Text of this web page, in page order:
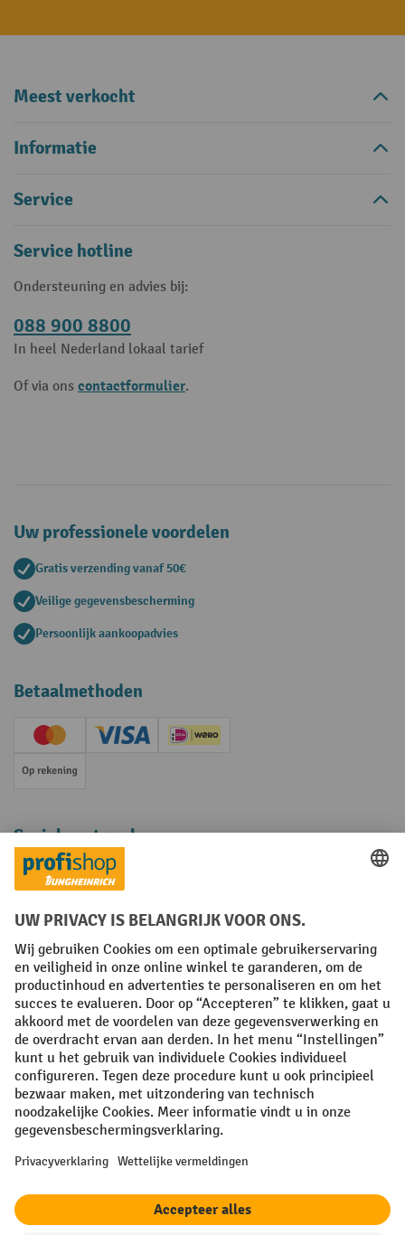
Meest verkocht
Informatie
Service
Service hotline
Ondersteuning en advies bij:
088 900 8800
In heel Nederland lokaal tarief
Of via ons contactformulier.
Uw professionele voordelen
Gratis verzending vanaf 50€
Veilige gegevensbescherming
Persoonlijk aankoopadvies
Betaalmethoden
Creditcard (Master)Creditcard (Visa)iDEAL | Wero
Op rekening
Sociale netwerken
Facebook
YouTube
LinkedInInstagram
Algemene leveringsvoorwaarden Copyright
Privacyverklaring Privacy Instellingen
All prices excl. VAT plusshipping costs and possible delivery charges,
if not stated otherwise.
¹ De korting is geldig zolang de voorraad strekt. De korting is niet van
toepassing op speciale prijzen. Een combinatie met andere
procentuele kortingen of vouchers is niet mogelijk. | ² De korting
nieuwsbrief. De voucher is 10 dagen geldig en kan online worden
korting varieert per productcategorie en is maximaal 10%. Elektrische
pallettrucks, elektrische stapelaars, elektrische heftrucks en